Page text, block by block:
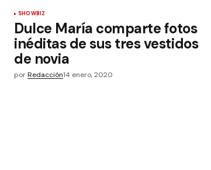
SHOWBIZ
Dulce María comparte fotos
inéditas de sus tres vestidos
de novia
porRedacción14 enero, 2020